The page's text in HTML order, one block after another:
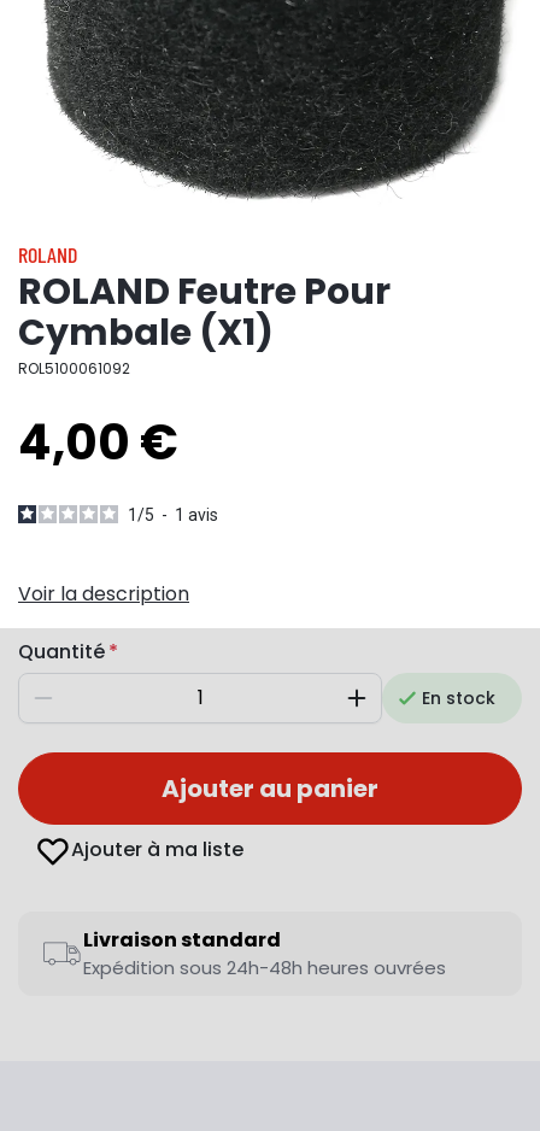
ROLAND
ROLAND Feutre Pour
Cymbale (X1)
ROL5100061092
4,00 €
1/5 - 1 avis
Voir la description
Quantité
Diminuer AugmenterEn stock
Ajouter au panier
Ajouter à ma liste
Livraison standard
Expédition sous 24h-48h heures ouvrées